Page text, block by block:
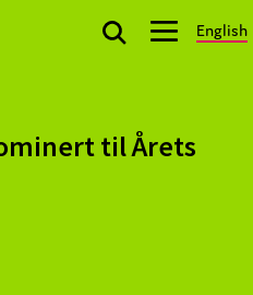
English
til Årets